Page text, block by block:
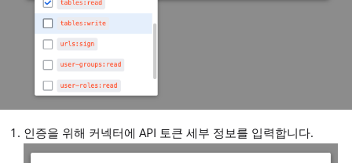
인증을 위해 커넥터에 API 토큰 세부 정보를 입력합니다.